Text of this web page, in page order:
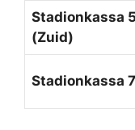
Stadionkassa
(Zuid)
Stadionkassa